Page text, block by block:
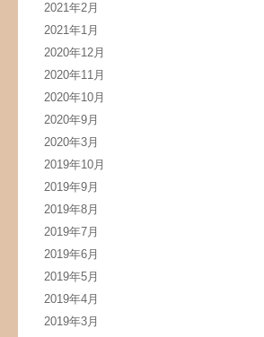
2021年2月
2021年1月
2020年12月
2020年11月
2020年10月
2020年9月
2020年3月
2019年10月
2019年9月
2019年8月
2019年7月
2019年6月
2019年5月
2019年4月
2019年3月